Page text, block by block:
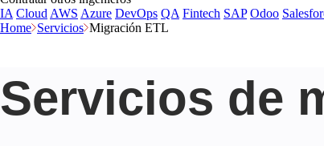
IA Cloud AWS Azure DevOps QA Fintech SAP Odoo
Home Servicios Migración ETL
Servicios de